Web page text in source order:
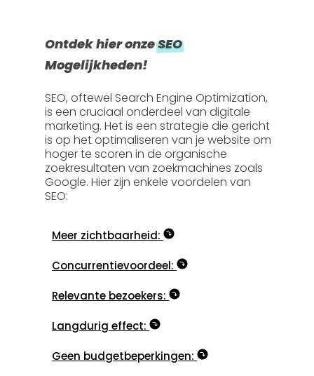
Ontdek hier onzeSEO
Mogelijkheden!
SEO, oftewel Search Engine Optimization,
is een cruciaal onderdeel van digitale
marketing. Het is een strategie die gericht
is op het optimaliseren van je website om
hoger te scoren in de organische
zoekresultaten van zoekmachines zoals
Google. Hier zijn enkele voordelen van
SEO:
Meer zichtbaarheid:
Concurrentievoordeel:
Relevante bezoekers:
Langdurig effect:
Geen budgetbeperkingen: